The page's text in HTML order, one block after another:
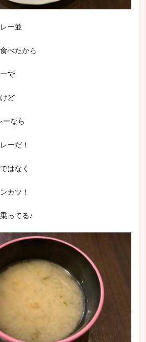
ー並
べたから
で
ど
ーなら
ーだ！
はなく
カツ！
ってる♪